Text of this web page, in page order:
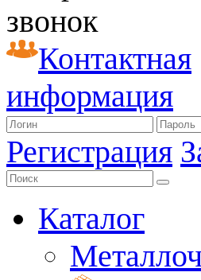
звонок
Контактная
информация
Регистрация
Каталог